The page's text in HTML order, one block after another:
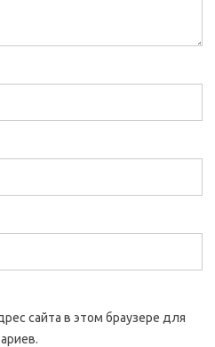
сайта в этом браузере для